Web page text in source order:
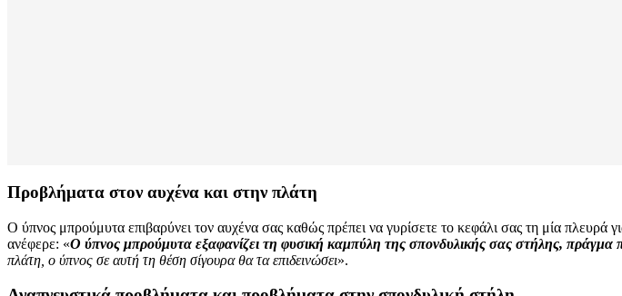
Προβλήματα στον αυχένα και στην πλάτη
Ο ύπνος μπρούμυτα επιβαρύνει τον αυχένα σας καθώς πρέπει να γυρίσετε το κεφάλι σας τη μία
ανέφερε: «Ο ύπνος μπρούμυτα εξαφανίζει τη φυσική καμπύλη της σπονδυλικής σας στήλης, πράγμα
πλάτη, ο ύπνος σε αυτή τη θέση σίγουρα θα τα επιδεινώσει».